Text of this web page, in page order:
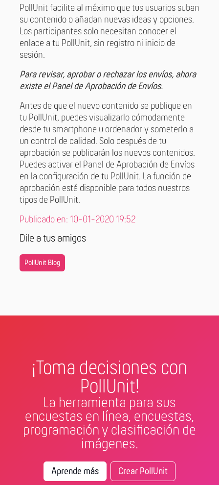
PollUnit facilita al máximo que tus usuarios suban
su contenido o añadan nuevas ideas y opciones.
Los participantes solo necesitan conocer el
enlace a tu PollUnit, sin registro ni inicio de
sesión.
Para revisar, aprobar o rechazar los envíos, ahora
existe el Panel de Aprobación de Envíos.
Antes de que el nuevo contenido se publique en
tu PollUnit, puedes visualizarlo cómodamente
desde tu smartphone u ordenador y someterlo a
un control de calidad. Solo después de tu
aprobación se publicarán los nuevos contenidos.
Puedes activar el Panel de Aprobación de Envíos
en la configuración de tu PollUnit. La función de
aprobación está disponible para todos nuestros
tipos de PollUnit.
Publicado en: 10-01-2020 19:52
Dile a tus amigos
PollUnit Blog
¡Toma decisiones con
PollUnit!
La herramienta para sus
encuestas en línea, encuestas,
programación y clasificación de
imágenes.
Aprende más Crear PollUnit